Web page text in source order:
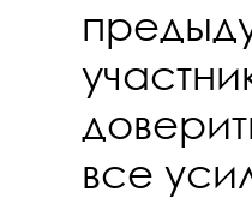
все